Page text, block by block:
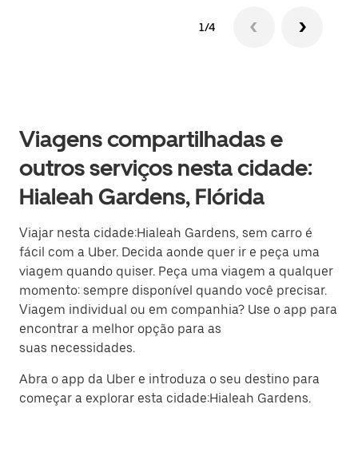
1/4
Viagens compartilhadas e
outros serviços nesta cidade:
Hialeah Gardens, Flórida
Viajar nesta cidade:Hialeah Gardens, sem carro é
fácil com a Uber. Decida aonde quer ir e peça uma
viagem quando quiser. Peça uma viagem a qualquer
momento: sempre disponível quando você precisar.
Viagem individual ou em companhia? Use o app para
encontrar a melhor opção para as
suas necessidades.
Abra o app da Uber e introduza o seu destino para
começar a explorar esta cidade:Hialeah Gardens.